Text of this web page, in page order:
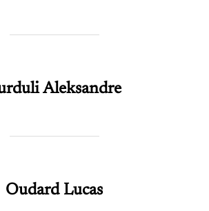
Aleksandre
Oudard Lucas